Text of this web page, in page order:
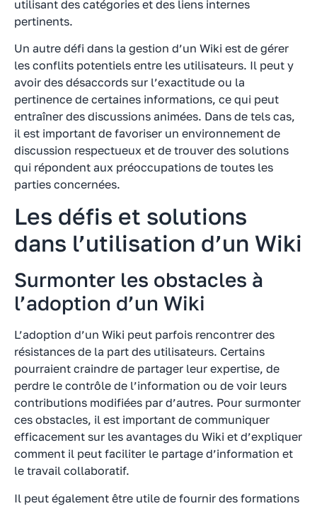
utilisant des catégories et des liens internes
pertinents.
Un autre défi dans la gestion d’un Wiki est de gérer
les conflits potentiels entre les utilisateurs. Il peut y
avoir des désaccords sur l’exactitude ou la
pertinence de certaines informations, ce qui peut
entraîner des discussions animées. Dans de tels cas,
il est important de favoriser un environnement de
discussion respectueux et de trouver des solutions
qui répondent aux préoccupations de toutes les
parties concernées.
Les défis et solutions
dans l’utilisation d’un Wiki
Surmonter les obstacles à
l’adoption d’un Wiki
L’adoption d’un Wiki peut parfois rencontrer des
résistances de la part des utilisateurs. Certains
pourraient craindre de partager leur expertise, de
perdre le contrôle de l’information ou de voir leurs
contributions modifiées par d’autres. Pour surmonter
ces obstacles, il est important de communiquer
efficacement sur les avantages du Wiki et d’expliquer
comment il peut faciliter le partage d’information et
le travail collaboratif.
Il peut également être utile de fournir des formations